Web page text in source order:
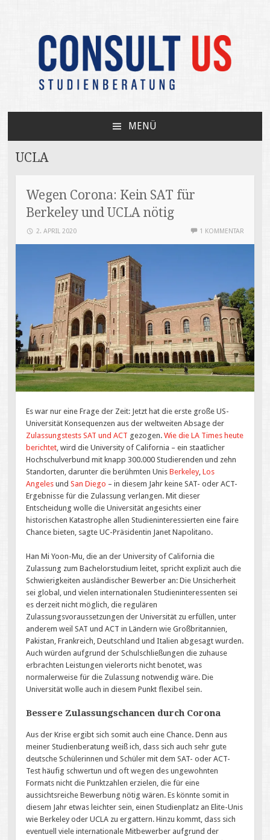
CONSULT US
Your independent expert on US college
admissions
MENÜ
SPRINGEN
UCLA
Wegen Corona: Kein SAT für
Berkeley und UCLA nötig
2. APRIL 2020 1 KOMMENTAR
Es war nur eine Frage der Zeit: Jetzt hat die erste große US-
Universität Konsequenzen aus der weltweiten Absage der
Zulassungstests SAT und ACT gezogen.Wie die LA Times heute
berichtet, wird die University of California – ein staatlicher
Hochschulverbund mit knapp 300.000 Studierenden und zehn
Standorten, darunter die berühmten UnisBerkeley,Los
Angeles undSan Diego – in diesem Jahr keine SAT- oder ACT-
Ergebnisse für die Zulassung verlangen. Mit dieser
Entscheidung wolle die Universität angesichts einer
historischen Katastrophe allen Studieninteressierten eine faire
Chance bieten, sagte UC-Präsidentin Janet Napolitano.
Han Mi Yoon-Mu, die an der University of California die
Zulassung zum Bachelorstudium leitet, spricht explizit auch die
Schwierigkeiten ausländischer Bewerber an: Die Unsicherheit
sei global, und vielen internationalen Studieninteressenten sei
es derzeit nicht möglich, die regulären
Zulassungsvoraussetzungen der Universität zu erfüllen, unter
anderem weil SAT und ACT in Ländern wie Großbritannien,
Pakistan, Frankreich, Deutschland und Italien abgesagt wurden.
Auch würden aufgrund der Schulschließungen die zuhause
erbrachten Leistungen vielerorts nicht benotet, was
normalerweise für die Zulassung notwendig wäre. Die
Universität wolle auch in diesem Punkt flexibel sein.
Bessere Zulassungschancen durch Corona
Aus der Krise ergibt sich somit auch eine Chance. Denn aus
meiner Studienberatung weiß ich, dass sich auch sehr gute
deutsche Schülerinnen und Schüler mit dem SAT- oder ACT-
Test häufig schwertun und oft wegen des ungewohnten
Formats nicht die Punktzahlen erzielen, die für eine
aussichtsreiche Bewerbung nötig wären. Es könnte somit in
diesem Jahr etwas leichter sein, einen Studienplatz an Elite-Unis
wie Berkeley oder UCLA zu ergattern. Hinzu kommt, dass sich
eventuell viele internationale Mitbewerber aufgrund der